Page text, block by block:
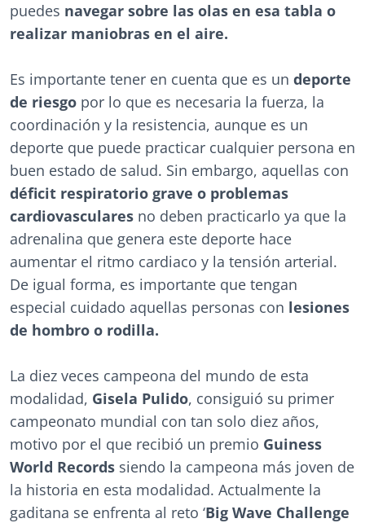
puedes navegar sobre las olas en esa tabla o
realizar maniobras en el aire.
Es importante tener en cuenta que es un deporte
de riesgo por lo que es necesaria la fuerza, la
coordinación y la resistencia, aunque es un
deporte que puede practicar cualquier persona en
buen estado de salud. Sin embargo, aquellas con
déficit respiratorio grave o problemas
cardiovasculares no deben practicarlo ya que la
adrenalina que genera este deporte hace
aumentar el ritmo cardiaco y la tensión arterial.
De igual forma, es importante que tengan
especial cuidado aquellas personas con lesiones
de hombro o rodilla.
La diez veces campeona del mundo de esta
modalidad, Gisela Pulido, consiguió su primer
campeonato mundial con tan solo diez años,
motivo por el que recibió un premio Guiness
World Records siendo la campeona más joven de
la historia en esta modalidad. Actualmente la
gaditana se enfrenta al reto ‘Big Wave Challenge